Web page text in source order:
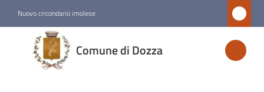
Nuovo circondario imolese
Comune di Dozza
Comune
di
Dozza